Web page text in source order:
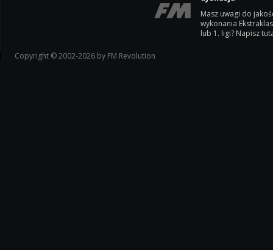
Masz uwagi do
wykonania
lub 1. ligi? Napisz
Copyright © 2002-2026 by FM Revolution